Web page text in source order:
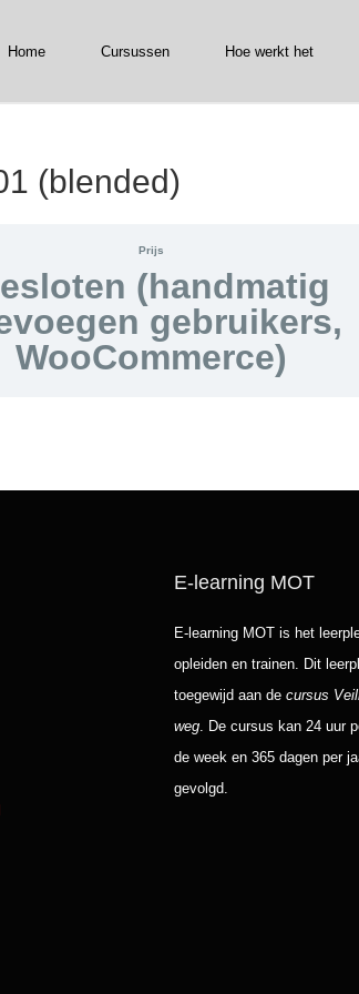
Home Cursussen Hoe werkt het
(blended)
Prijs
(handmatig
gebruikers,
WooCommerce)
E-learning MOT
E-learning MOT is het
opleiden en trainen. Dit
toegewijd aan de cursus
weg. De cursus kan 24 uur
de week en 365 dagen per
gevolgd.